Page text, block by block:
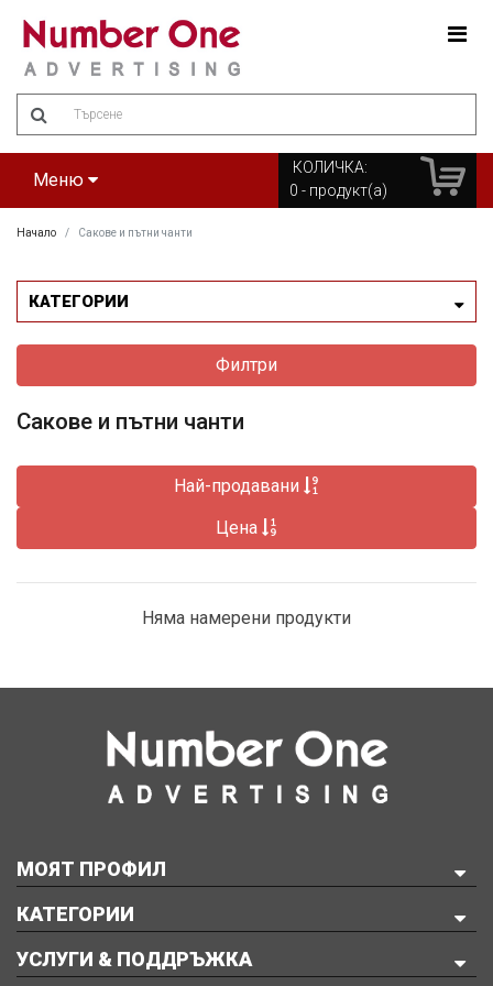
dollars)
Меню
КОЛИЧКА:
0 - продукт(а)
Начало Сакове и пътни чанти
КАТЕГОРИИ
Филтри
Сакове и пътни чанти
Най-продавани
Цена
Няма намерени продукти
МОЯТ ПРОФИЛ
КАТЕГОРИИ
УСЛУГИ & ПОДДРЪЖКА